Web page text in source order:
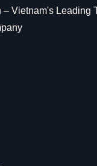
– Vietnam's Leading